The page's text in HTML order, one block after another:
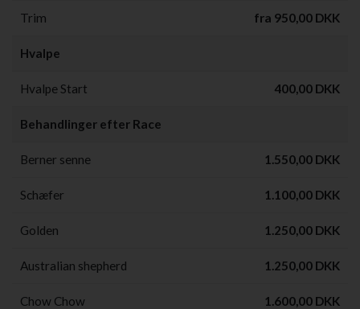
Trim fra 950,00 DKK
Hvalpe
Hvalpe Start 400,00 DKK
Behandlinger efter Race
Berner senne 1.550,00 DKK
Schæfer 1.100,00 DKK
Golden 1.250,00 DKK
Australian shepherd 1.250,00 DKK
Chow Chow 1.600,00 DKK